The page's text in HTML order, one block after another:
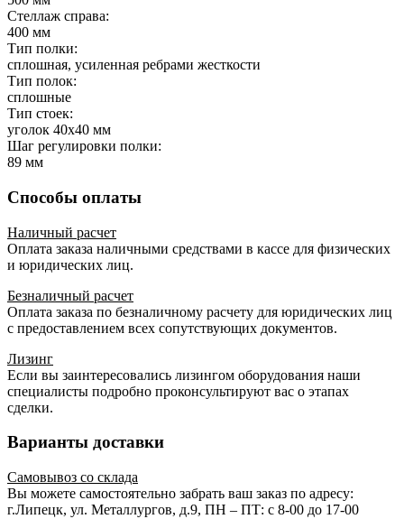
Стеллаж справа:
400 мм
Тип полки:
сплошная, усиленная ребрами жесткости
Тип полок:
сплошные
Тип стоек:
уголок 40х40 мм
Шаг регулировки полки:
89 мм
Способы оплаты
Наличный расчет
Оплата заказа наличными средствами в кассе для физических
и юридических лиц.
Безналичный расчет
Оплата заказа по безналичному расчету для юридических лиц
с предоставлением всех сопутствующих документов.
Лизинг
Если вы заинтересовались лизингом оборудования наши
специалисты подробно проконсультируют вас о этапах
сделки.
Варианты доставки
Самовывоз со склада
Вы можете самостоятельно забрать ваш заказ по адресу:
г.Липецк, ул. Металлургов, д.9, ПН – ПТ: с 8-00 до 17-00